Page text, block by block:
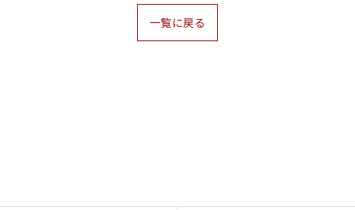
一覧に戻る